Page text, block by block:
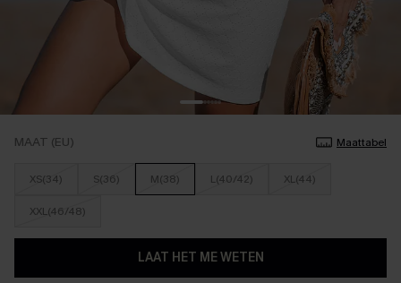
MAAT (EU) Maattabel
XS(34) S(36) M(38) L(40/42) XL(44)
XXL(46/48)
LAAT HET ME WETEN